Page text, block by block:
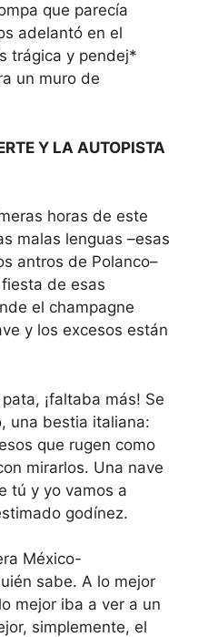
que parecía
adelantó en el
trágica y pendej*
un muro de
Y LA AUTOPISTA
horas de este
malas lenguas –esas
antros de Polanco–
de esas
el champagne
y los excesos están
¡faltaba más! Se
una bestia italiana:
que rugen como
mirarlos. Una nave
tú y yo vamos a
godínez.
México-
sabe. A lo mejor
mejor iba a ver a un
simplemente, el